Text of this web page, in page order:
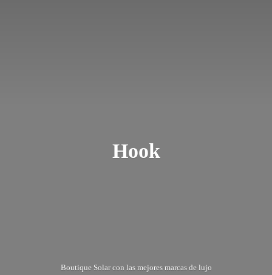
Hook
Boutique Solar con las mejores marcas de lujo